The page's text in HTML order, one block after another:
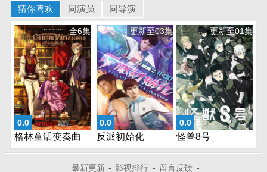
猜你喜欢 同演员 同导演
0.0
全6集
格林童话变奏曲
0.0
更新至03集
反派初始化
0.0
更新至01集
怪兽8号
最新更新 - 影视排行 - 留言反馈 -